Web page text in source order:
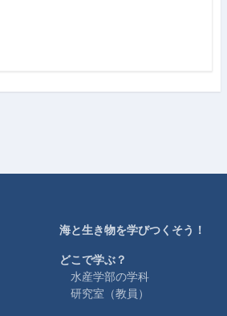
海と生き物を学びつくそう！
どこで学ぶ？
水産学部の学科
研究室（教員）